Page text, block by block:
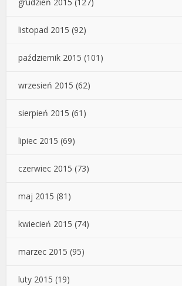
grudzień 2015 (127)
listopad 2015 (92)
październik 2015 (101)
wrzesień 2015 (62)
sierpień 2015 (61)
lipiec 2015 (69)
czerwiec 2015 (73)
maj 2015 (81)
kwiecień 2015 (74)
marzec 2015 (95)
luty 2015 (19)